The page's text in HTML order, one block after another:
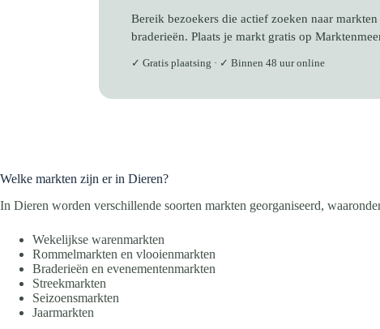
Bereik bezoekers die actief zoeken naar
braderieën. Plaats je markt gratis op
✓ Gratis plaatsing · ✓ Binnen 48 uur online
Welke markten zijn er in Dieren?
In Dieren worden verschillende soorten markten georganiseerd,
Wekelijkse warenmarkten
Rommelmarkten en vlooienmarkten
Braderieën en evenementenmarkten
Streekmarkten
Seizoensmarkten
Jaarmarkten